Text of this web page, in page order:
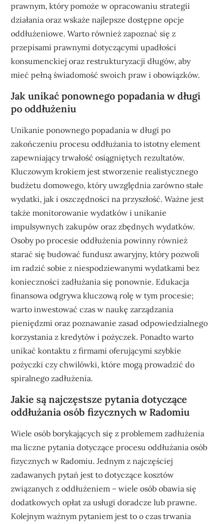
prawnym, który pomoże w opracowaniu strategii
działania oraz wskaże najlepsze dostępne opcje
oddłużeniowe. Warto również zapoznać się z
przepisami prawnymi dotyczącymi upadłości
konsumenckiej oraz restrukturyzacji długów, aby
mieć pełną świadomość swoich praw i obowiązków.
Jak unikać ponownego popadania w długi
po oddłużeniu
Unikanie ponownego popadania w długi po
zakończeniu procesu oddłużania to istotny element
zapewniający trwałość osiągniętych rezultatów.
Kluczowym krokiem jest stworzenie realistycznego
budżetu domowego, który uwzględnia zarówno stałe
wydatki, jak i oszczędności na przyszłość. Ważne jest
także monitorowanie wydatków i unikanie
impulsywnych zakupów oraz zbędnych wydatków.
Osoby po procesie oddłużenia powinny również
starać się budować fundusz awaryjny, który pozwoli
im radzić sobie z niespodziewanymi wydatkami bez
konieczności zadłużania się ponownie. Edukacja
finansowa odgrywa kluczową rolę w tym procesie;
warto inwestować czas w naukę zarządzania
pieniędzmi oraz poznawanie zasad odpowiedzialnego
korzystania z kredytów i pożyczek. Ponadto warto
unikać kontaktu z firmami oferującymi szybkie
pożyczki czy chwilówki, które mogą prowadzić do
spiralnego zadłużenia.
Jakie są najczęstsze pytania dotyczące
oddłużania osób fizycznych w Radomiu
Wiele osób borykających się z problemem zadłużenia
ma liczne pytania dotyczące procesu oddłużania osób
fizycznych w Radomiu. Jednym z najczęściej
zadawanych pytań jest to dotyczące kosztów
związanych z oddłużeniem – wiele osób obawia się
dodatkowych opłat za usługi doradcze lub prawne.
Kolejnym ważnym pytaniem jest to o czas trwania